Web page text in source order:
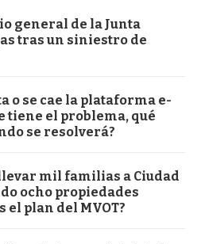
general de la Junta
tras un siniestro de
o se cae la plataforma e-
tiene el problema, qué
se resolverá?
mil familias a Ciudad
ocho propiedades
el plan del MVOT?